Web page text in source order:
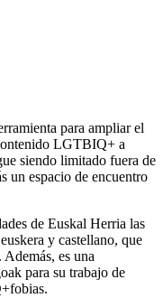
para ampliar el
LGTBIQ+ a
siendo limitado fuera de
un espacio de encuentro
de Euskal Herria las
y castellano, que
es una
para su trabajo de